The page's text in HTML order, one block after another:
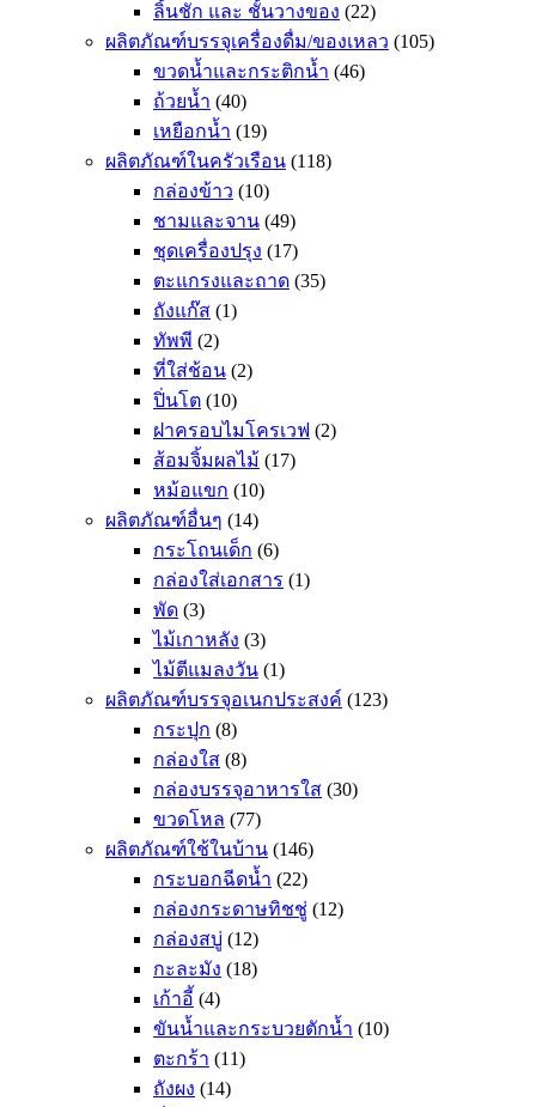
ลิ้นชัก และ ชั้นวางของ (22)
ผลิตภัณฑ์บรรจุเครื่องดื่ม/ของเหลว (105)
ขวดน้ำและกระติกน้ำ (46)
ถ้วยน้ำ (40)
เหยือกน้ำ (19)
ผลิตภัณฑ์ในครัวเรือน (118)
กล่องข้าว (10)
ชามและจาน (49)
ชุดเครื่องปรุง (17)
ตะแกรงและถาด (35)
ถังแก๊ส (1)
ทัพพี (2)
ที่ใส่ช้อน (2)
ปิ่นโต (10)
ฝาครอบไมโครเวฟ (2)
ส้อมจิ้มผลไม้ (17)
หม้อแขก (10)
ผลิตภัณฑ์อื่นๆ (14)
กระโถนเด็ก (6)
กล่องใส่เอกสาร (1)
พัด (3)
ไม้เกาหลัง (3)
ไม้ตีแมลงวัน (1)
ผลิตภัณฑ์บรรจุอเนกประสงค์ (123)
กระปุก (8)
กล่องใส (8)
กล่องบรรจุอาหารใส (30)
ขวดโหล (77)
ผลิตภัณฑ์ใช้ในบ้าน (146)
กระบอกฉีดน้ำ (22)
กล่องกระดาษทิชชู่ (12)
กล่องสบู่ (12)
กะละมัง (18)
เก้าอี้ (4)
ขันน้ำและกระบวยตักน้ำ (10)
ตะกร้า (11)
ถังผง (14)